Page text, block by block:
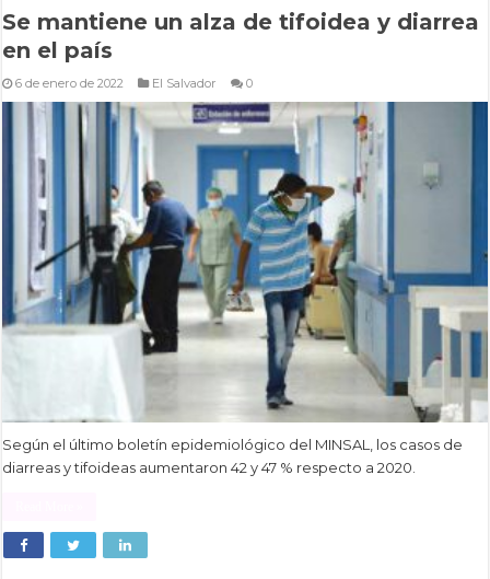
Se mantiene un alza de tifoidea y diarrea
en el país
6 de enero de 2022 El Salvador 0
Según el último boletín epidemiológico del MINSAL, los casos de
diarreas y tifoideas aumentaron 42 y 47 % respecto a 2020.